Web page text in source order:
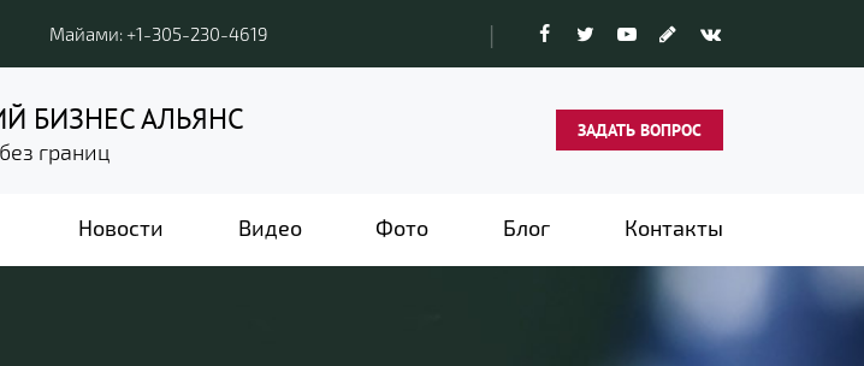
Майами: +1-305-230-4619 |
БИЗНЕС АЛЬЯНС
границ
ЗАДАТЬ ВОПРОС
Новости Видео Фото Блог Контакты